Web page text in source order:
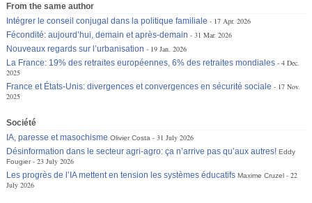
From the same author
Intégrer le conseil conjugal dans la politique familiale
17 Apr. 2026
Fécondité: aujourd’hui, demain et après-demain
31 Mar. 2026
Nouveaux regards sur l’urbanisation
19 Jan. 2026
La France: 19% des retraites européennes, 6% des retraites mondiales
4 Dec.
2025
France et États-Unis: divergences et convergences en sécurité sociale
17 Nov.
2025
Société
IA, paresse et masochisme Olivier Costa
31 July 2026
Désinformation dans le secteur agri-agro: ça n’arrive pas qu’aux autres! Eddy
Fougier
23 July 2026
Les progrès de l’IA mettent en tension les systèmes éducatifs Maxime Cruzel
22
July 2026